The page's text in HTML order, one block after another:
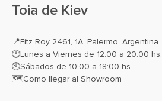
Toia de Kiev
📍Fitz Roy 2461, 1A, Palermo, Argentina
🕛Lunes a Viernes de 12:00 a 20:00 hs.
🕙Sábados de 10:00 a 18:00 hs.
🗺️Como llegar al Showroom